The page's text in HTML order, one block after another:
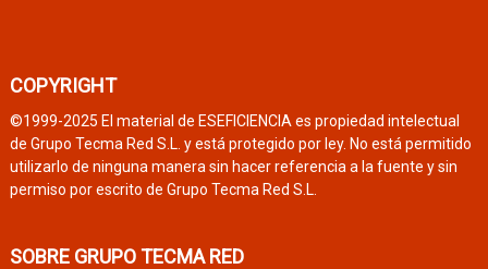
COPYRIGHT
©1999-2025 El material de ESEFICIENCIA es propiedad intelectual
de Grupo Tecma Red S.L. y está protegido por ley. No está permitido
utilizarlo de ninguna manera sin hacer referencia a la fuente y sin
permiso por escrito de Grupo Tecma Red S.L.
SOBRE GRUPO TECMA RED